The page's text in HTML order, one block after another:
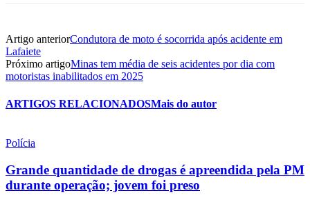
Artigo anteriorCondutora de moto é socorrida após acidente em
Lafaiete
Próximo artigoMinas tem média de seis acidentes por dia com
motoristas inabilitados em 2025
ARTIGOS RELACIONADOSMais do autor
Polícia
Grande quantidade de drogas é apreendida pela PM
durante operação; jovem foi preso